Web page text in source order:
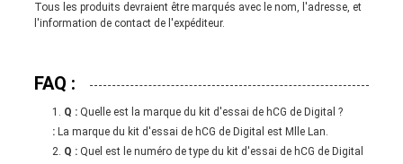
Tous les produits devraient être marqués avec le nom, l'adresse, et
l'information de contact de l'expéditeur.
FAQ :
Q :Quelle est la marque du kit d'essai de hCG de Digital ?
:La marque du kit d'essai de hCG de Digital est Mlle Lan.
Q :Quel est le numéro de type du kit d'essai de hCG de Digital